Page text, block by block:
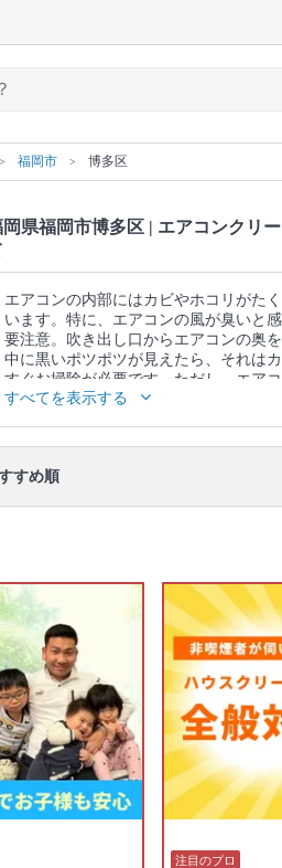
福岡市 博多区
岡県福岡市博多区 | エアコンクリ
エアコンの内部にはカビやホコリがた
います。特に、エアコンの風が臭いと
要注意。吹き出し口からエアコンの奥
中に黒いポツポツが見えたら、それは
すぐお掃除が必要です。ただし、エア
はフィルターをキレイにして終わりでは
ない、エアコンの奥に溜まった汚れまで
プロにエアコンクリーニングを依頼す
めです。たくさんのエアコンクリーニ
中から、あなたの条件にあったプロに出
さい。口コミ・写真・日程・料金から
たプロがきっと見つかります。
▼表示価格に含まれるエアコンクリー
範囲
エアコン内部の高圧洗浄 / 外装カバー /
換器） / ファン / フィルター / ドレンパ
の簡易清掃 / 業務用タイプと家庭用タイ
口コミもご参照ください。
※本ページでは一部プロモーションを
すべてを表示する
すめ順
注目のプロ